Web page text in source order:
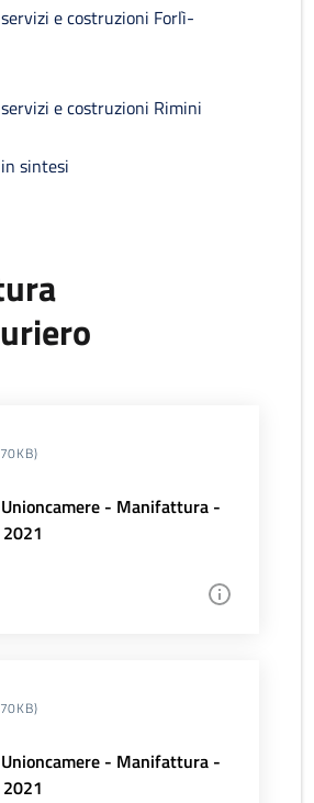
e costruzioni Forlì-
e costruzioni Rimini
sintesi
- Manifattura -
- Manifattura -